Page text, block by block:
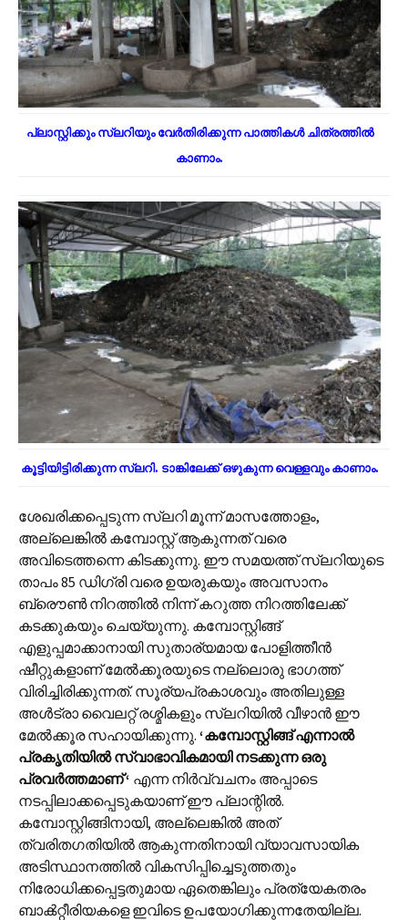
പ്ലാസ്റ്റിക്കും സ്ലറിയും വേർതിരിക്കുന്ന പാത്തികൾ ചിത്രത്തിൽ
കാണാം.
കൂട്ടിയിട്ടിരിക്കുന്ന സ്ലറി. ടാങ്കിലേക്ക് ഒഴുകുന്ന വെള്ളവും കാണാം.
ശേഖരിക്കപ്പെടുന്ന സ്ലറി മൂന്ന് മാസത്തോളം,
അല്ലെങ്കിൽ കമ്പോസ്റ്റ് ആകുന്നത് വരെ
അവിടെത്തന്നെ കിടക്കുന്നു. ഈ സമയത്ത് സ്ലറിയുടെ
താപം 85 ഡിഗ്രി വരെ ഉയരുകയും അവസാനം
ബ്രൌൺ നിറത്തിൽ നിന്ന് കറുത്ത നിറത്തിലേക്ക്
കടക്കുകയും ചെയ്യുന്നു. കമ്പോസ്റ്റിങ്ങ്
എളുപ്പമാക്കാനായി സുതാര്യമായ പോളിത്തീൻ
ഷീറ്റുകളാണ് മേൽക്കൂരയുടെ നല്ലൊരു ഭാഗത്ത്
വിരിച്ചിരിക്കുന്നത്. സൂര്യപ്രകാശവും അതിലുള്ള
അൾട്രാ വൈലറ്റ് രശ്മികളും സ്ലറിയിൽ വീഴാൻ ഈ
മേൽക്കൂര സഹായിക്കുന്നു. ‘കമ്പോസ്റ്റിങ്ങ് എന്നാൽ
പ്രകൃതിയിൽ സ്വാഭാവികമായി നടക്കുന്ന ഒരു
പ്രവർത്തമാണ് ‘ എന്ന നിർവ്വചനം അപ്പാടെ
നടപ്പിലാക്കപ്പെടുകയാണ് ഈ പ്ലാന്റിൽ.
കമ്പോസ്റ്റിങ്ങിനായി, അല്ലെങ്കിൽ അത്
ത്വരിതഗതിയിൽ ആകുന്നതിനായി വ്യാവസായിക
അടിസ്ഥാനത്തിൽ വികസിപ്പിച്ചെടുത്തതും
നിരോധിക്കപ്പെട്ടതുമായ ഏതെങ്കിലും പ്രത്യേകതരം
ബാൿറ്റീരിയകളെ ഇവിടെ ഉപയോഗിക്കുന്നതേയില്ല.